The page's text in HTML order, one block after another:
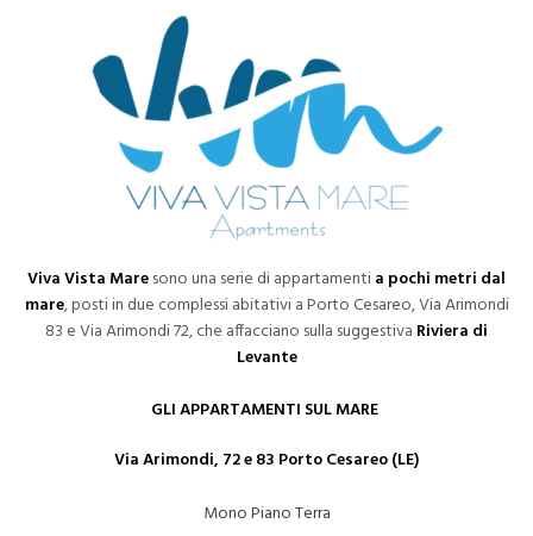
Viva Vista Maresono una serie di appartamentia pochi metri dal
mare, posti in due complessi abitativi a Porto Cesareo, Via Arimondi
83 e Via Arimondi 72, che affacciano sulla suggestiva Riviera di
Levante
GLI APPARTAMENTI SUL MARE
Via Arimondi, 72 e 83 Porto Cesareo (LE)
Mono Piano Terra